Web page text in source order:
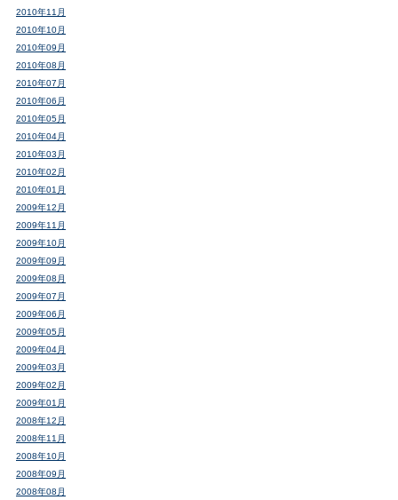
2010年11月
2010年10月
2010年09月
2010年08月
2010年07月
2010年06月
2010年05月
2010年04月
2010年03月
2010年02月
2010年01月
2009年12月
2009年11月
2009年10月
2009年09月
2009年08月
2009年07月
2009年06月
2009年05月
2009年04月
2009年03月
2009年02月
2009年01月
2008年12月
2008年11月
2008年10月
2008年09月
2008年08月